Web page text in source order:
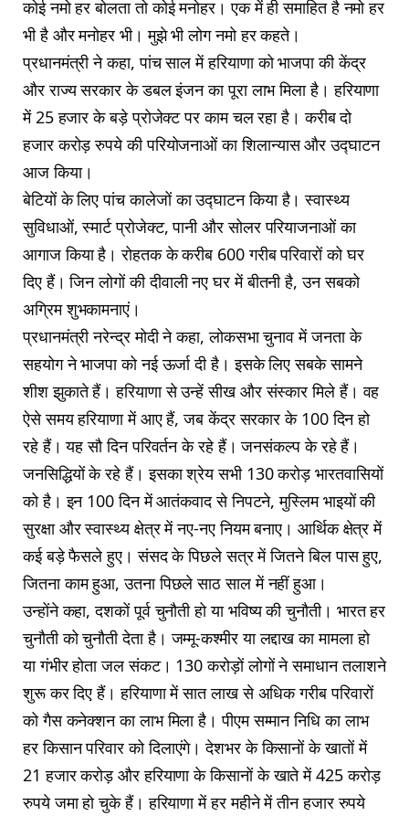
कोई नमो हर बोलता तो कोई मनोहर। एक में ही समाहित है नमो हर
भी है और मनोहर भी। मुझे भी लोग नमो हर कहते।
प्रधानमंत्री ने कहा, पांच साल में हरियाणा को भाजपा की केंद्र
और राज्य सरकार के डबल इंजन का पूरा लाभ मिला है। हरियाणा
में 25 हजार के बड़े प्रोजेक्ट पर काम चल रहा है। करीब दो
हजार करोड़ रुपये की परियोजनाओं का शिलान्यास और उद्घाटन
आज किया।
बेटियों के लिए पांच कालेजों का उद्घाटन किया है। स्वास्थ्य
सुविधाओं, स्मार्ट प्रोजेक्ट, पानी और सोलर परियाजनाओं का
आगाज किया है। रोहतक के करीब 600 गरीब परिवारों को घर
दिए हैं। जिन लोगों की दीवाली नए घर में बीतनी है, उन सबको
अग्रिम शुभकामनाएं।
प्रधानमंत्री नरेन्द्र मोदी ने कहा, लोकसभा चुनाव में जनता के
सहयोग ने भाजपा को नई ऊर्जा दी है। इसके लिए सबके सामने
शीश झुकाते हैं। हरियाणा से उन्हें सीख और संस्कार मिले हैं। वह
ऐसे समय हरियाणा में आए हैं, जब केंद्र सरकार के 100 दिन हो
रहे हैं। यह सौ दिन परिवर्तन के रहे हैं। जनसंकल्प के रहे हैं।
जनसिद्धियों के रहे हैं। इसका श्रेय सभी 130 करोड़ भारतवासियों
को है। इन 100 दिन में आतंकवाद से निपटने, मुस्लिम भाइयों की
सुरक्षा और स्वास्थ्य क्षेत्र में नए-नए नियम बनाए। आर्थिक क्षेत्र में
कई बड़े फैसले हुए। संसद के पिछले सत्र में जितने बिल पास हुए,
जितना काम हुआ, उतना पिछले साठ साल में नहीं हुआ।
उन्होंने कहा, दशकों पूर्व चुनौती हो या भविष्य की चुनौती। भारत हर
चुनौती को चुनौती देता है। जम्मू-कश्मीर या लद्दाख का मामला हो
या गंभीर होता जल संकट। 130 करोड़ों लोगों ने समाधान तलाशने
शुरू कर दिए हैं। हरियाणा में सात लाख से अधिक गरीब परिवारों
को गैस कनेक्शन का लाभ मिला है। पीएम सम्मान निधि का लाभ
हर किसान परिवार को दिलाएंगे। देशभर के किसानों के खातों में
21 हजार करोड़ और हरियाणा के किसानों के खाते में 425 करोड़
रुपये जमा हो चुके हैं। हरियाणा में हर महीने में तीन हजार रुपये